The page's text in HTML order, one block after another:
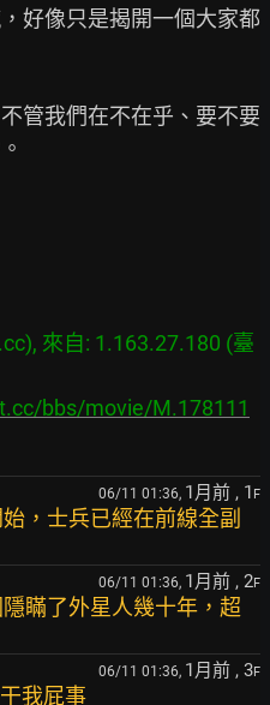
好像只是揭開一個大家都
管我們在不在乎、要不要
來自: 1.163.27.180 (臺
bbs/movie/M.178111
06/11 01:36, 1月前 , 1 F
，士兵已經在前線全副
06/11 01:36, 1月前 , 2F
瞞了外星人幾十年，超
06/11 01:36, 1月前 , 3F
我屁事